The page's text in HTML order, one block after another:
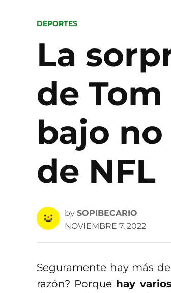
POSTED
DEPORTES
La
de
bajo
de NFL
by SOPIBECARIO
NOVIEMBRE 7, 2022
Seguramente hay más
razón? Porque hay